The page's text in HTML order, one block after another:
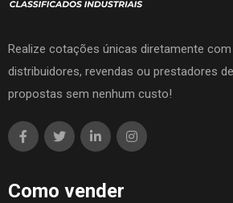
Realize cotações únicas diretamente
distribuidores, revendas ou prestadores
propostas sem nenhum custo!
Como vender